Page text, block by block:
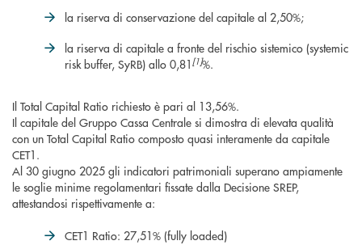
la riserva di conservazione del capitale al 2,50%;
la riserva di capitale a fronte del rischio sistemico (systemic
risk buffer, SyRB) allo 0,81 [1]%.
Il Total Capital Ratio richiesto è pari al 13,56%.
Il capitale del Gruppo Cassa Centrale si dimostra di elevata qualità
con un Total Capital Ratio composto quasi interamente da capitale
CET1.
Al 30 giugno 2025 gli indicatori patrimoniali superano ampiamente
le soglie minime regolamentari fissate dalla Decisione SREP,
attestandosi rispettivamente a:
CET1 Ratio: 27,51% (fully loaded)